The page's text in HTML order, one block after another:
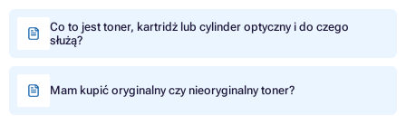
Co to jest toner, kartridż lub cylinder optyczny i do czego
służą?
Mam kupić oryginalny czy nieoryginalny toner?